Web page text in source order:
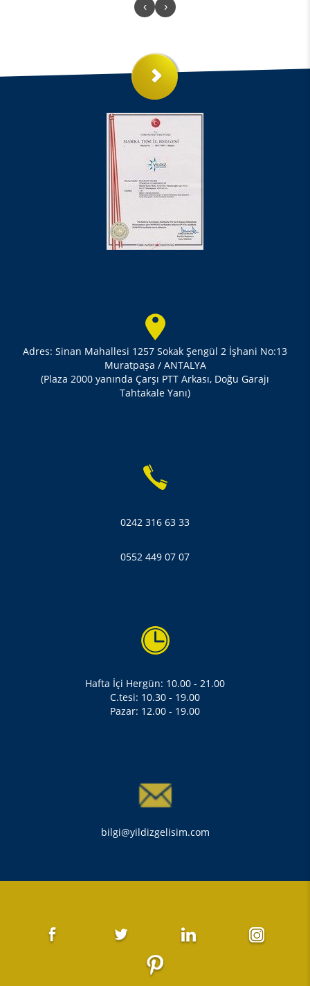
‹ ›
Adres: Sinan Mahallesi 1257 Sokak Şengül 2 İşhani No:13
Muratpaşa / ANTALYA
(Plaza 2000 yanında Çarşı PTT Arkası, Doğu Garajı
Tahtakale Yanı)
0242 316 63 33
0552 449 07 07
Hafta İçi Hergün: 10.00 - 21.00
C.tesi: 10.30 - 19.00
Pazar: 12.00 - 19.00
bilgi@yildizgelisim.com